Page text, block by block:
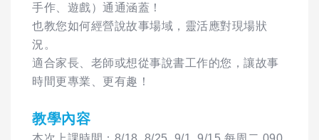
手作、遊戲）通通涵蓋！
也教您如何經營說故事場域，靈活應對現場狀
況。
適合家長、老師或想從事說書工作的您，讓故事
時間更專業、更有趣！
教學內容